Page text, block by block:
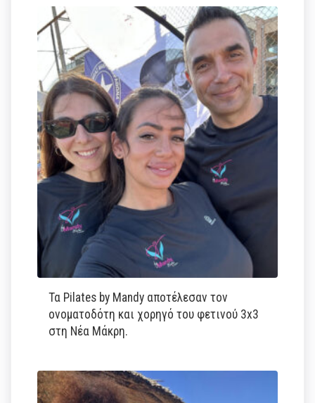
Τα Pilates by Mandy αποτέλεσαν τον
ονοματοδότη και χορηγό του φετινού 3x3
στη Νέα Μάκρη.